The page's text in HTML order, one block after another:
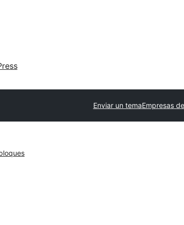
Enviar un temaEmpresas